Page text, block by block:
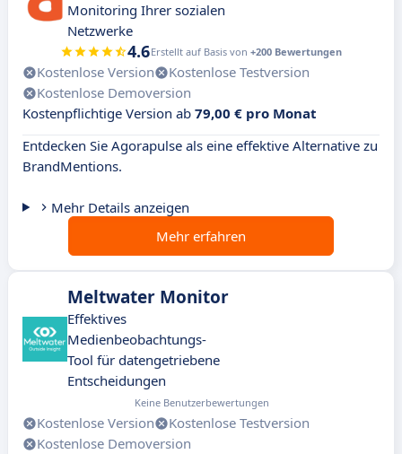
Monitoring Ihrer sozialen
Netzwerke
4.6Erstellt auf Basis von +200 Bewertungen
Kostenlose Version
Kostenlose Testversion
Kostenlose Demoversion
Kostenpflichtige Version ab 79,00 € pro Monat
Entdecken Sie Agorapulse als eine effektive Alternative zu
BrandMentions.
Mehr Details anzeigen
Mehr erfahren
Meltwater Monitor
Effektives
Medienbeobachtungs-
Tool für datengetriebene
Entscheidungen
Keine Benutzerbewertungen
Kostenlose Version
Kostenlose Testversion
Kostenlose Demoversion